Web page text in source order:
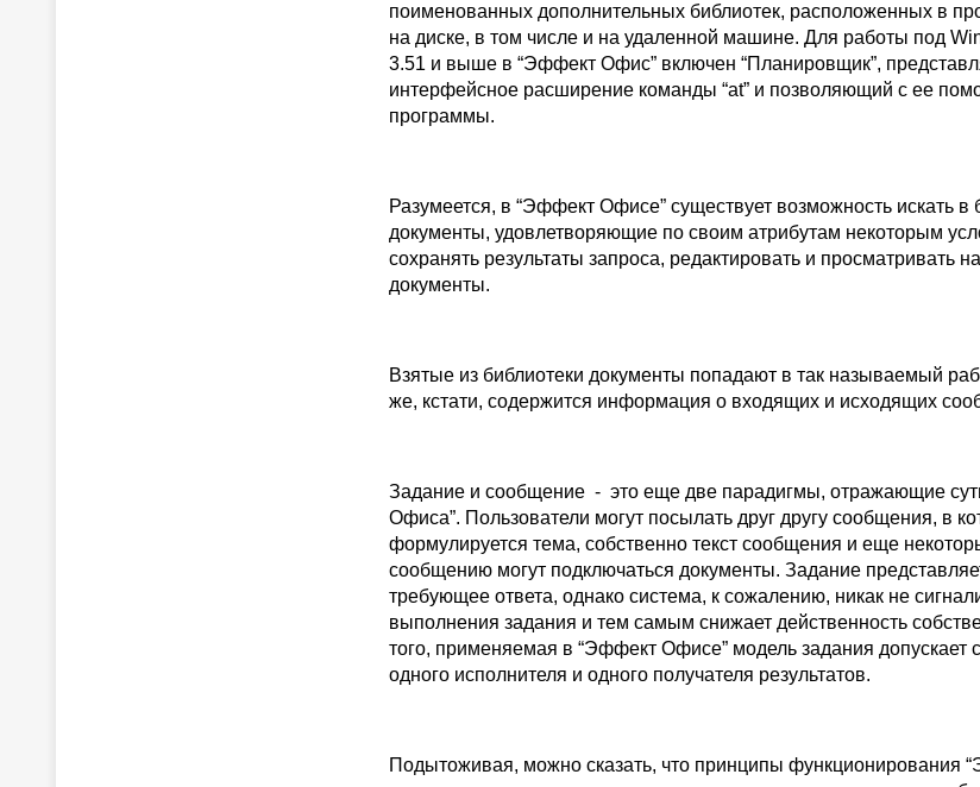
поименованных дополнительных библиотек, расположенных в
на диске, в том числе и на удаленной машине. Для работы под
3.51 и выше в “Эффект Офис” включен “Планировщик”,
интерфейсное расширение команды “at” и позволяющий с ее
программы.
Разумеется, в “Эффект Офисе” существует возможность искать в
документы, удовлетворяющие по своим атрибутам некоторым
сохранять результаты запроса, редактировать и просматривать
документы.
Взятые из библиотеки документы попадают в так называемый
же, кстати, содержится информация о входящих и исходящих
Задание и сообщение - это еще две парадигмы, отражающие
Офиса”. Пользователи могут посылать друг другу сообщения, в
формулируется тема, собственно текст сообщения и еще
сообщению могут подключаться документы. Задание
требующее ответа, однако система, к сожалению, никак не
выполнения задания и тем самым снижает действенность
того, применяемая в “Эффект Офисе” модель задания допускает
одного исполнителя и одного получателя результатов.
Подытоживая, можно сказать, что принципы функционирования